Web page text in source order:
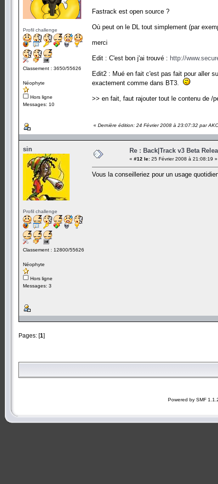
Profil challenge
Classement : 3650/55626
Néophyte
Hors ligne
Messages: 10
Fastrack est open source ?
Où peut on le DL tout simplement (par
merci
Edit : C'est bon j'ai trouvé : http://
Edit2 : Mué en fait c'est pas fait pour aller
exactement comme dans BT3.
>> en fait, faut rajouter tout le contenu de /
« Dernière édition: 24 Février 2008 à 23:07:32 par
sin
Profil challenge
Classement : 12800/55626
Néophyte
Hors ligne
Messages: 3
Re : Back|Track v3 Beta
« #12 le: 25 Février 2008 à 21:08:19 »
Vous la conseilleriez pour un usage
Pages: [1]
Powered by SMF